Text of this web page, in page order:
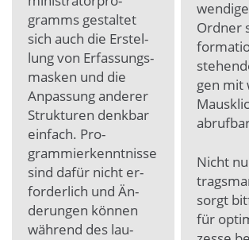
gramms ge­stal­tet
sich auch die Er­stel­
lung von Er­fassungs­
mas­ken und die
Anpas­sung an­derer
Struk­turen denk­bar
ein­fach. Pro­
grammier­kennt­nisse
sind da­für nicht er­
forder­lich und Än­
derun­gen kön­nen
wäh­rend des lau­
Ord­ner
gen mit
Nicht
sorgt
für